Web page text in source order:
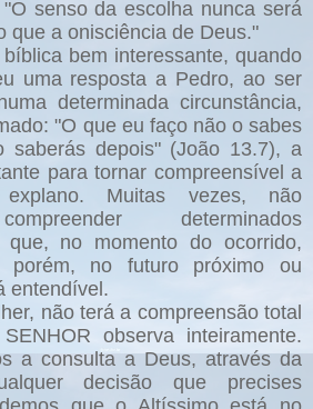
senso da escolha nunca será
que a onisciência de Deus."
bem interessante, quando
uma resposta a Pedro, ao ser
determinada circunstância,
"O que eu faço não o sabes
depois" (João 13.7), a
para tornar compreensível a
Muitas vezes, não
determinados
que, no momento do ocorrido,
porém, no futuro próximo ou
entendível.
não terá a compreensão total
observa inteiramente.
a consulta a Deus, através da
decisão que precises